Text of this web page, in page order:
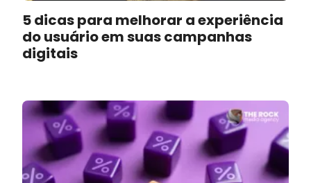
5 dicas para melhorar a experiência
do usuário em suas campanhas
digitais